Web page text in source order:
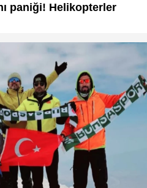
paniği! Helikopterler